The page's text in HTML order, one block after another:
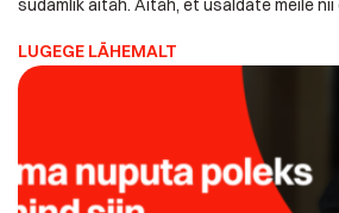
asja nagu seda on enda või teie
ja suure hoolivusega juba 15 aastat.